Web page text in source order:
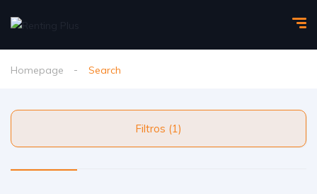
Homepage Search
Filtros (1)